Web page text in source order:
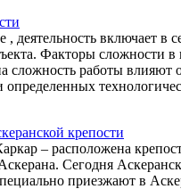
включает в
Факторы сложности
сложность работы
крепости
– расположена
Сегодня
приезжают в